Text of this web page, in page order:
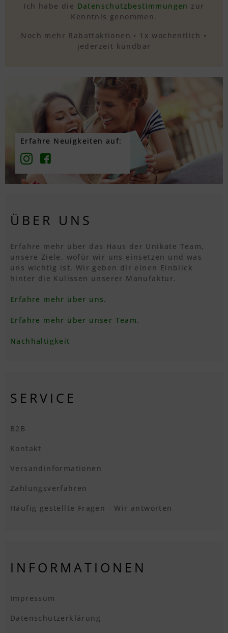
Ich habe die Datenschutzbestimmungen zur
Kenntnis genommen.
Noch mehr Rabattaktionen • 1x wochentlich •
jederzeit kündbar
Erfahre Neuigkeiten auf:
ÜBER UNS
Erfahre mehr über das Haus der Unikate Team,
unsere Ziele, wofür wir uns einsetzen und was
uns wichtig ist. Wir geben dir einen Einblick
hinter die Kulissen unserer Manufaktur.
Erfahre mehr über uns.
Erfahre mehr über unser Team.
Nachhaltigkeit
SERVICE
B2B
Kontakt
Versandinformationen
Zahlungsverfahren
Häufig gestellte Fragen - Wir antworten
INFORMATIONEN
Impressum
Datenschutzerklärung